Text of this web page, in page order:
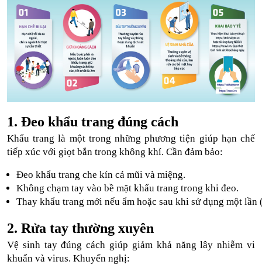
1. Đeo khẩu trang đúng cách
Khẩu trang là một trong những phương tiện giúp hạn chế
tiếp xúc với giọt bắn trong không khí. Cần đảm bảo:
Đeo khẩu trang che kín cả mũi và miệng.
Không chạm tay vào bề mặt khẩu trang trong khi đeo.
Thay khẩu trang mới nếu ẩm hoặc sau khi sử dụng một
2. Rửa tay thường xuyên
Vệ sinh tay đúng cách giúp giảm khả năng lây nhiễm vi
khuẩn và virus. Khuyến nghị: